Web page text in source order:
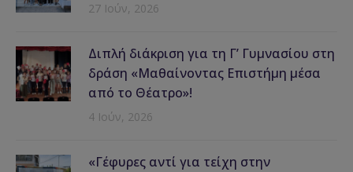
27 Ιούν, 2026
Διπλή διάκριση για τη Γ’ Γυμνασίου στη
δράση «Μαθαίνοντας Επιστήμη μέσα
από το Θέατρο»!
4 Ιούν, 2026
«Γέφυρες αντί για τείχη στην